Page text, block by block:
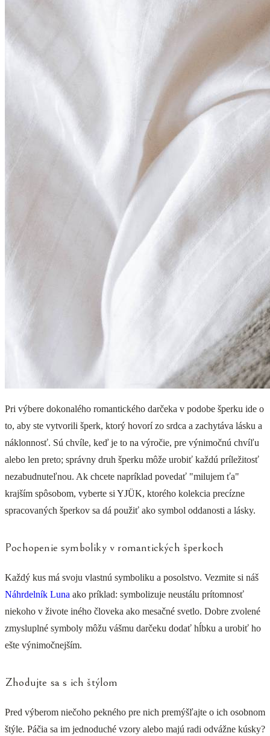
Pri výbere dokonalého romantického darčeka v podobe šperku ide o
to, aby ste vytvorili šperk, ktorý hovorí zo srdca a zachytáva lásku a
náklonnosť. Sú chvíle, keď je to na výročie, pre výnimočnú chvíľu
alebo len preto; správny druh šperku môže urobiť každú príležitosť
nezabudnuteľnou. Ak chcete napríklad povedať "milujem ťa"
krajším spôsobom, vyberte si YJÜK, ktorého kolekcia precízne
spracovaných šperkov sa dá použiť ako symbol oddanosti a lásky.
Pochopenie symboliky v romantických šperkoch
Každý kus má svoju vlastnú symboliku a posolstvo. Vezmite si náš
Náhrdelník Luna ako príklad: symbolizuje neustálu prítomnosť
niekoho v živote iného človeka ako mesačné svetlo. Dobre zvolené
zmysluplné symboly môžu vášmu darčeku dodať hĺbku a urobiť ho
ešte výnimočnejším.
Zhodujte sa s ich štýlom
Pred výberom niečoho pekného pre nich premýšľajte o ich osobnom
štýle. Páčia sa im jednoduché vzory alebo majú radi odvážne kúsky?